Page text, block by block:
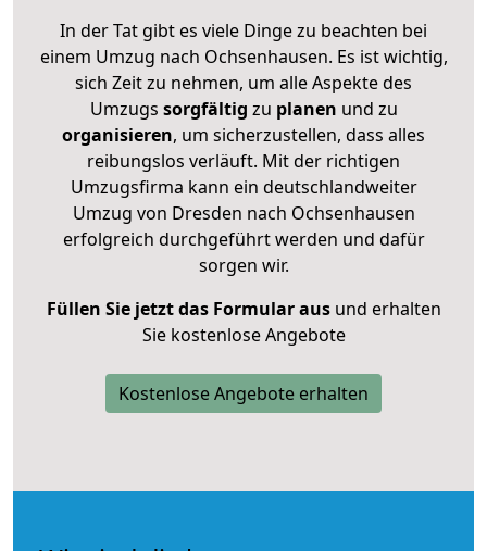
In der Tat gibt es viele Dinge zu beachten bei
einem Umzug nach Ochsenhausen. Es ist wichtig,
sich Zeit zu nehmen, um alle Aspekte des
Umzugs sorgfältig zu planen und zu
organisieren, um sicherzustellen, dass alles
reibungslos verläuft. Mit der richtigen
Umzugsfirma kann ein deutschlandweiter
Umzug von Dresden nach Ochsenhausen
erfolgreich durchgeführt werden und dafür
sorgen wir.
Füllen Sie jetzt das Formular ausund erhalten
Sie kostenlose Angebote
Kostenlose Angebote erhalten